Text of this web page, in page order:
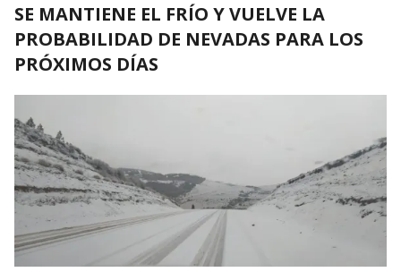
SE MANTIENE EL FRÍO Y VUELVE LA
PROBABILIDAD DE NEVADAS PARA LOS
PRÓXIMOS DÍAS